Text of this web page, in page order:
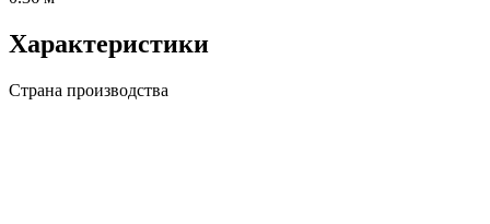
Характеристики
Страна производства